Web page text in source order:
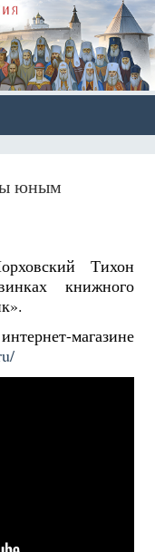
юным
Тихон
книжного
магазине